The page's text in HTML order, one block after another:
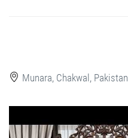
Munara, Chakwal, Pakistan